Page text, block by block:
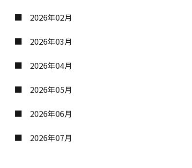
2026年02月
2026年03月
2026年04月
2026年05月
2026年06月
2026年07月